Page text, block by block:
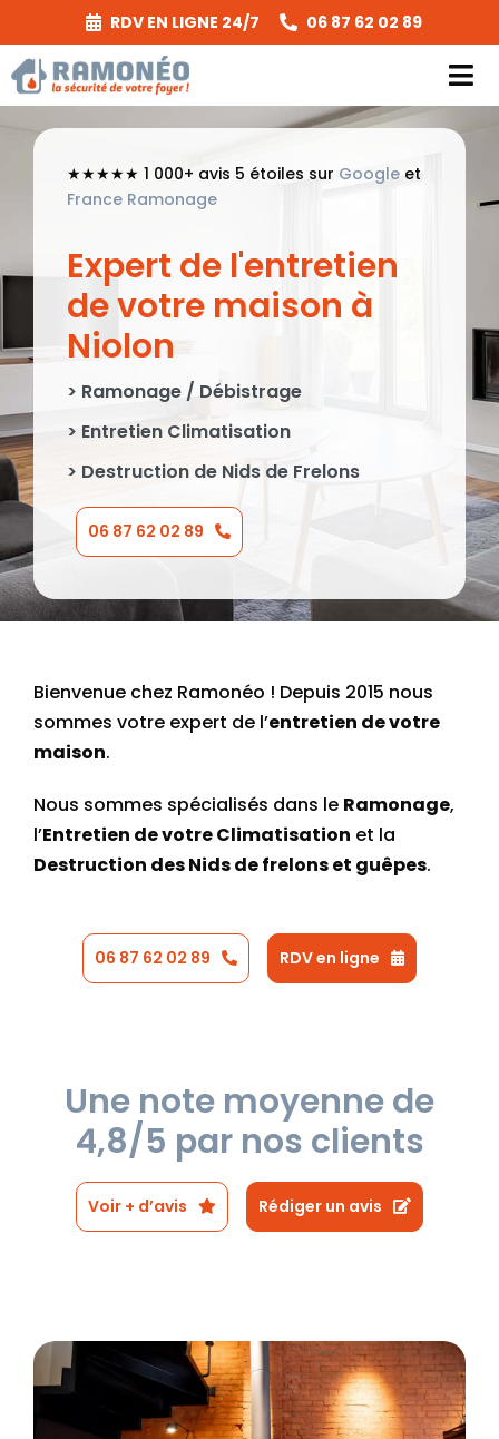
contenu
RDV EN LIGNE 24/7 06 87 62 02 89
Prestations
A Propos
Réglementation
Réalisations
Contact
★★★★★ 1 000+ avis 5 étoiles sur Googleet
France Ramonage
Expert de l'entretien
de votre maison à
Niolon
> Ramonage / Débistrage
> Entretien Climatisation
> Destruction de Nids de Frelons
06 87 62 02 89
Bienvenue chez Ramonéo ! Depuis 2015 nous
sommes votre expert de l’entretien de votre
maison.
Nous sommes spécialisés dans le Ramonage,
l’Entretien de votre Climatisation et la
Destruction des Nids de frelons et guêpes.
06 87 62 02 89 RDV en ligne
Une note moyenne de
4,8/5 par nos clients
Voir + d’avis Rédiger un avis